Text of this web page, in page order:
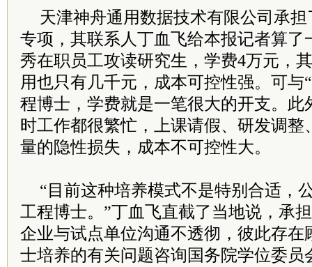
天津神舟通用数据技术有限公司承担
专项，其联系人丁血飞给本报记者算了
秀在职员工攻读研究生，学费4万元，
用也只有几千元，成本可控性强。可与
程博士，学费就是一笔很大的开支。此
时工作都很繁忙，上课请假、研发调整
量的隐性损失，成本不可控性大。
“目前这种培养模式不是特别合适，
工程博士。”丁血飞直截了当地说，承
企业与试点单位沟通不透彻，彼此存在
士培养的有关问题咨询国务院学位委员